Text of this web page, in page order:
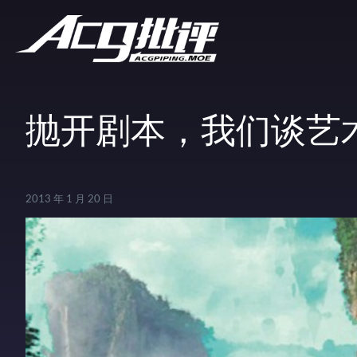
抛开剧本，我们谈艺
2013 年 1 月 20 日